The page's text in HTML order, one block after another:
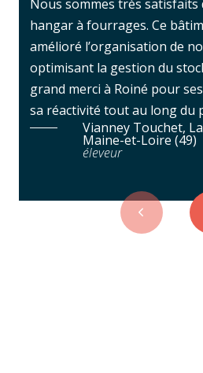
Nous sommes très
hangar à fourrages. Ce
amélioré l’organisation de
optimisant la gestion du
grand merci à Roiné pour
sa réactivité tout au long du
Vianney Touchet,
Maine-et-Loire (49)
éleveur